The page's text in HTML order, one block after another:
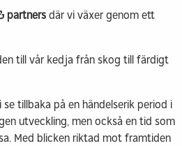
partners där vi växer genom ett
till vår kedja från skog till färdigt
tillbaka på en händelserik period i
utveckling, men också en tid som
Med blicken riktad mot framtiden